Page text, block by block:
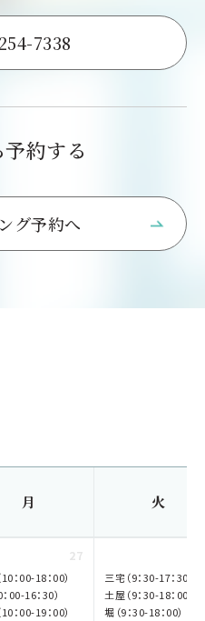
7338
約する
グ予約へ
月 火
27
：00-18：00）
00-16：30）
：00-19：00）
三宅（9：30-17：30）
土屋（9：30-18：00）
堀（9：30-18：00）